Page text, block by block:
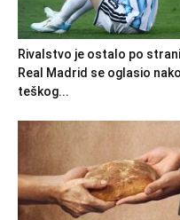
Rivalstvo je ostalo po
Real Madrid se oglasio
teškog...